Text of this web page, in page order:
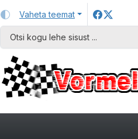
Vaheta teemat